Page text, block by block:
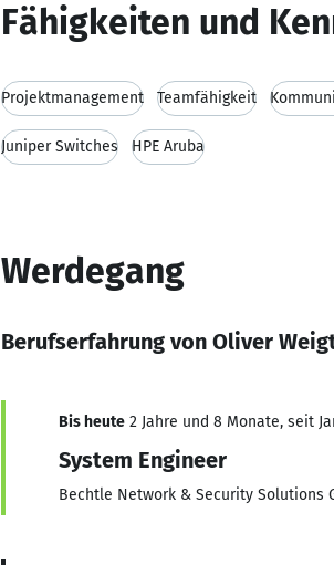
Fähigkeiten und
Projektmanagement Teamfähigkeit
Juniper Switches HPE Aruba
Werdegang
Berufserfahrung von Oliver
Bis heute 2 Jahre und 8 Monate, seit
System Engineer
Bechtle Network & Security Solutions